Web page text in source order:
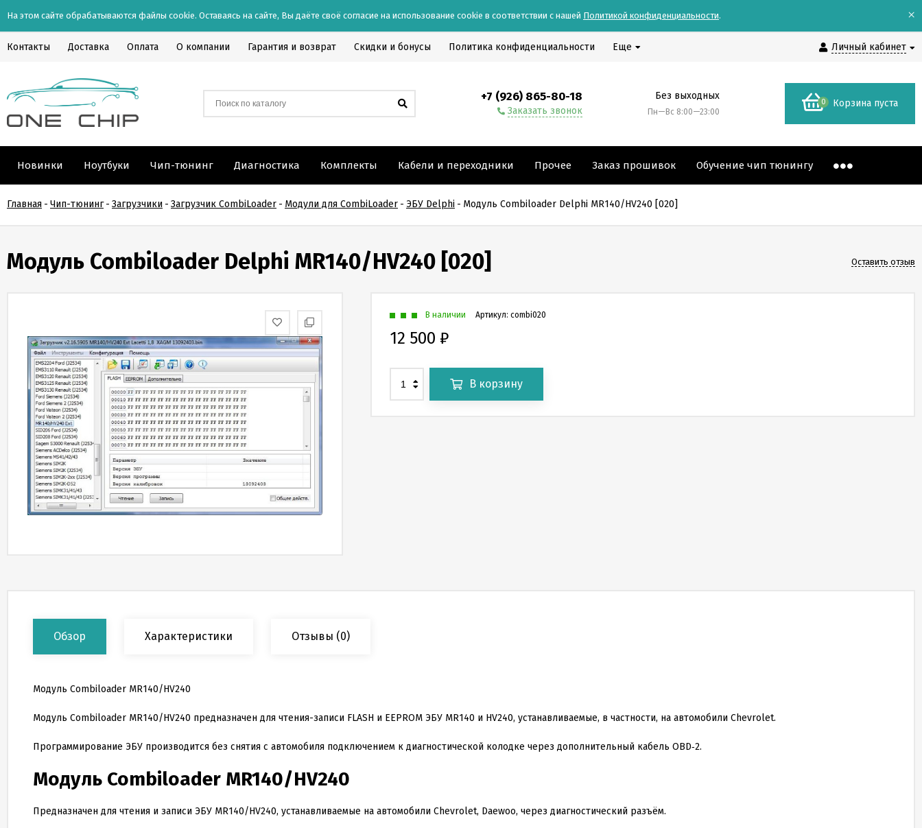
На этом сайте обрабатываются файлы cookie. Оставаясь на сайте, Вы даёте своё согласие на использование cookie в соответствии с нашей Политикой конфиденциальности. ×
Личный кабинет
Контакты Доставка Оплата О компании Гарантия и возврат Скидки и бонусы Политика конфиденциальности Еще
+7 (926) 865-80-18
Заказать звонок
Без выходных
Пн—Вс 8:00—23:00
0 Корзина пуста
Новинки Ноутбуки Чип-тюнинг Диагностика Комплекты Кабели и переходники Прочее Заказ прошивок Обучение чип тюнингу
Главная - Чип-тюнинг - Загрузчики - Загрузчик CombiLoader - Модули для CombiLoader - ЭБУ Delphi - Модуль Combiloader Delphi MR140/HV240 [020]
Модуль Combiloader Delphi MR140/HV240 [020] Оставить отзыв
Артикул: combi020
В наличии
12 500 ₽
В корзину
Обзор Характеристики Отзывы (0)
Модуль Combiloader MR140/HV240
Модуль Combiloader MR140/HV240 предназначен для чтения-записи FLASH и EEPROM ЭБУ MR140 и HV240, устанавливаемые, в частности, на автомобили Chevrolet.
Программирование ЭБУ производится без снятия с автомобиля подключением к диагностической колодке через дополнительный кабель OBD‑2.
Модуль Combiloader MR140/HV240
Предназначен для чтения и записи ЭБУ MR140/HV240, устанавливаемые на автомобили Chevrolet, Daewoo, через диагностический разъём.